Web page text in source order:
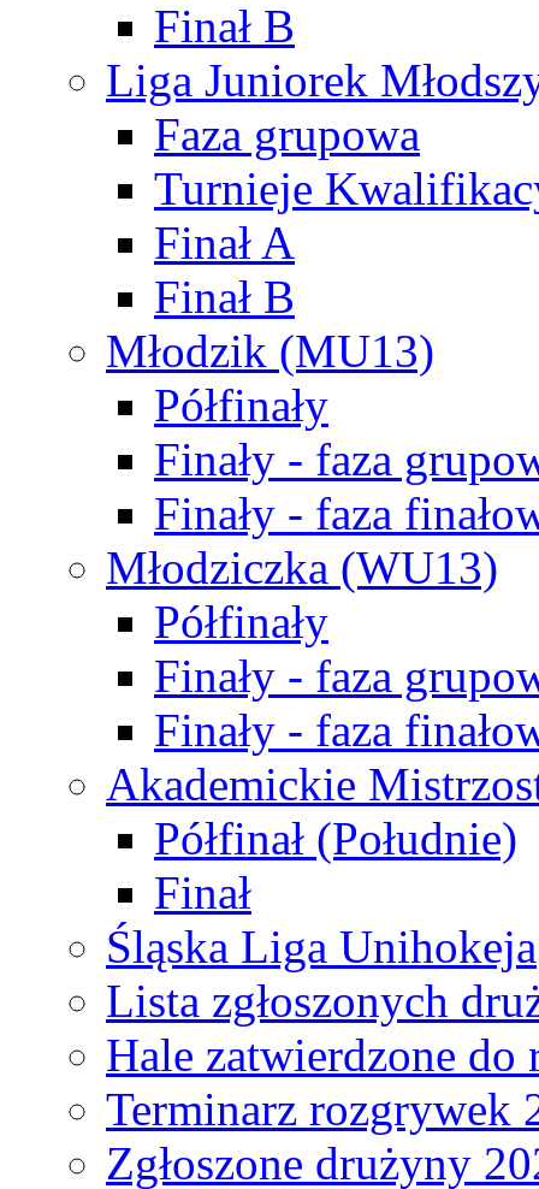
Finał B
Liga Juniorek
Faza grupowa
Turnieje
Finał A
Finał B
Młodzik (MU13)
Półfinały
Finały - faza
Finały - faza
Młodziczka (WU13)
Półfinały
Finały - faza
Finały - faza
Akademickie
Półfinał (Południe)
Finał
Śląska Liga Unihokeja
Lista zgłoszonych
Hale zatwierdzone do
Terminarz rozgrywek
Zgłoszone drużyny